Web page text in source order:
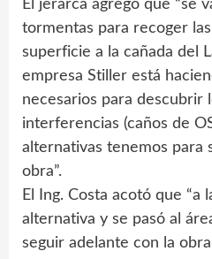
El jerarca agregó que “se
tormentas para recoger
superficie a la cañada del
empresa Stiller está
necesarios para descubrir
interferencias (caños de
alternativas tenemos para
obra”.
El Ing. Costa acotó que “a
alternativa y se pasó al
seguir adelante con la